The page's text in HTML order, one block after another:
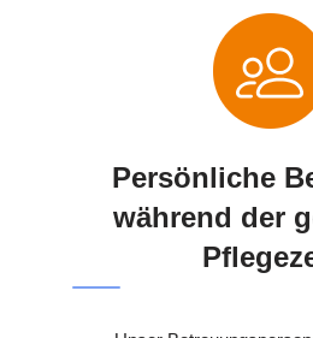
Persönliche
während der